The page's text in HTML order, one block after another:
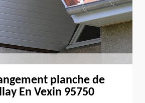
planche de
En Vexin 95750